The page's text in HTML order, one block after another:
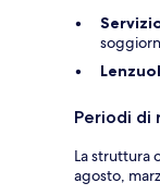
Periodi di
La struttura
agosto,